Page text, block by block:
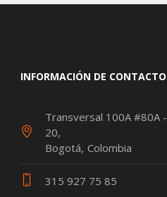
INFORMACIÓN DE CONTACTO
Transversal 100A #80A -
20
Bogotá Colombia
315 927 75 85